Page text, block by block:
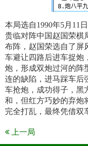
本局选自1990年5月11
贵临对阵中国赵国荣棋
布阵，赵国荣选自了屏
车避让四路后进车捉炮
炮，形成双炮过河的阵
连的缺陷，进马踩车后
车抢炮，成功得子，黑
和，但红方巧妙的弃炮
完全打乱，最终凭借双
上一局